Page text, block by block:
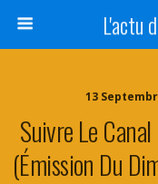
L'actu
13
Suivre Le
(émission Du